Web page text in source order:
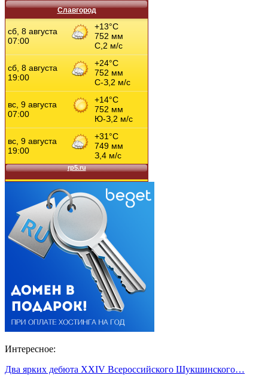
Славгород
Интересное:
Два ярких дебюта XXIV Всероссийского Шукшинского…